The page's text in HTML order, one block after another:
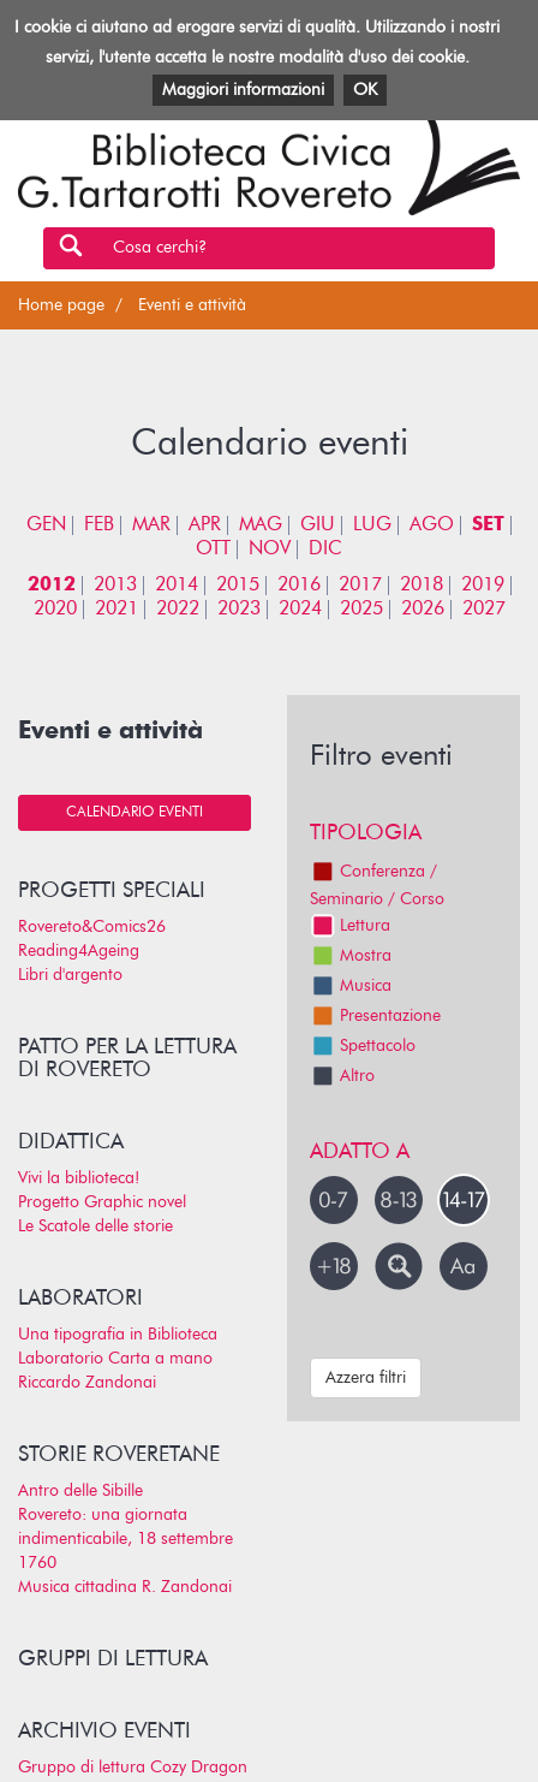
Toggle
Biblioteca
Rovereto
EVENTI E ATTIVITÀ PATRIMONIO E RISORSE
Cosa cerchi?
Home page Eventi e attività
Calendario eventi
GEN FEB MAR APR MAG GIU LUG AGO
SET
OTT
NOV
DIC
2012
2013 2014 2015 2016 2017 2018
2019
2020
2021 2022 2023 2024 2025 2026 2027
Eventi e attività
CALENDARIO EVENTI
PROGETTI SPECIALI
Rovereto&Comics26
Reading4Ageing
Libri d'argento
PATTO PER LA LETTURA
DI ROVERETO
DIDATTICA
Vivi la biblioteca!
Progetto Graphic novel
Le Scatole delle storie
LABORATORI
Una tipografia in Biblioteca
Laboratorio Carta a mano
Riccardo Zandonai
STORIE ROVERETANE
Antro delle Sibille
Rovereto: una giornata
indimenticabile, 18 settembre
1760
Musica cittadina R. Zandonai
GRUPPI DI LETTURA
ARCHIVIO EVENTI
Gruppo di lettura Cozy Dragon
Filtro eventi
TIPOLOGIA
Conferenza /
Seminario / Corso
Lettura
Mostra
Musica
Presentazione
Spettacolo
Altro
ADATTO A
Azzera filtri
I cookie ci aiutano ad erogare servizi di qualità. Utilizzando i nostri
servizi, l'utente accetta le nostre modalità d'uso dei cookie.
Maggiori informazioni
OK